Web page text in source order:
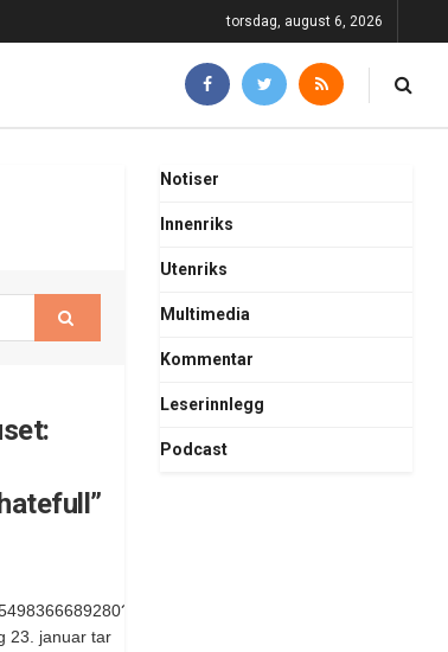
torsdag, august 6, 2026
23. januar tar
Notiser
Innenriks
Utenriks
Multimedia
Kommentar
Leserinnlegg
Podcast